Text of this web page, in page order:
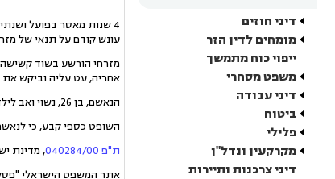
דיני חוזים
מומחים לדין הזר
ייפוי כוח מתמשך
משפט מסחרי
דיני עבודה
ביטוח
פלילי
מקרקעין ונדל"ן
דיני צרכנות ותיירות
4 שנות מאסר בפועל
עונש קודם על תנאי של מזרחי, כך
אחריה, עט עליה וביקש
הנאשם, בן 26, נשוי ואב לילד כבן שנה וחצי ואשתו בהריון והוא בעל עבר פלילי של 13 עבירות רכוש ואלימות.
השופט כספי קבע, כי
ת"פ 040284/00
, מדינת
אתר המשפט הישראלי